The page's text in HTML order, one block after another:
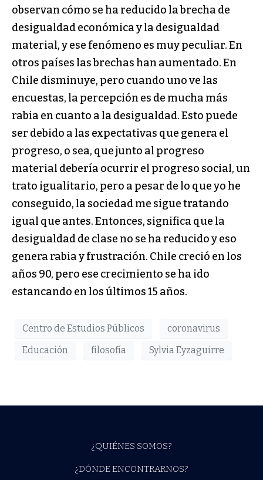
observan cómo se ha reducido la brecha de
desigualdad económica y la desigualdad
material, y ese fenómeno es muy peculiar. En
otros países las brechas han aumentado. En
Chile disminuye, pero cuando uno ve las
encuestas, la percepción es de mucha más
rabia en cuanto a la desigualdad. Esto puede
ser debido a las expectativas que genera el
progreso, o sea, que junto al progreso
material debería ocurrir el progreso social, un
trato igualitario, pero a pesar de lo que yo he
conseguido, la sociedad me sigue tratando
igual que antes. Entonces, significa que la
desigualdad de clase no se ha reducido y eso
genera rabia y frustración. Chile creció en los
años 90, pero ese crecimiento se ha ido
estancando en los últimos 15 años.
Centro de Estudios Públicos
coronavirus
Educación
filosofía Sylvia Eyzaguirre
¿QUIÉNES SOMOS?
¿DÓNDE ENCONTRARNOS?